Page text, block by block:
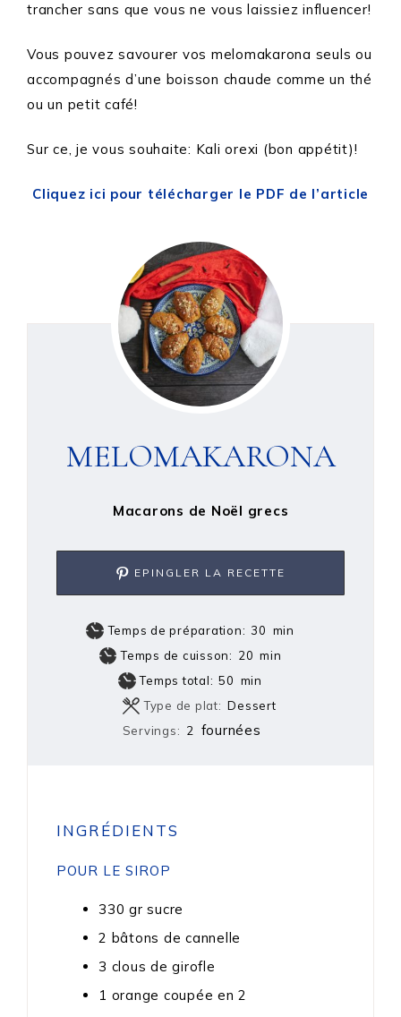
trancher sans que vous ne vous laissiez influencer!
Vous pouvez savourer vos melomakarona seuls ou
accompagnés d’une boisson chaude comme un thé
ou un petit café!
Sur ce, je vous souhaite: Kali orexi (bon appétit)!
Cliquez ici pour télécharger le PDF de l’article
MELOMAKARONA
Macarons de Noël grecs
EPINGLER LA RECETTE
Temps de préparation: 30 min
Temps de cuisson: 20 min
Temps total: 50 min
Type de plat: Dessert
Servings: 2 fournées
INGRÉDIENTS
POUR LE SIROP
330 gr sucre
2 bâtons de cannelle
3 clous de girofle
1 orange coupée en 2